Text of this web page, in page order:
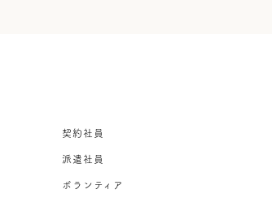
契約社員
派遣社員
ボランティア